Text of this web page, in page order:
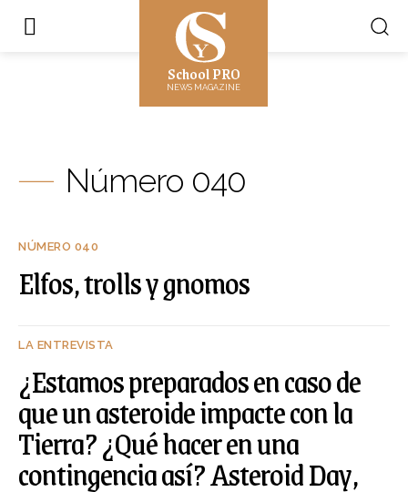
School PRO
NEWS MAGAZINE
Número 040
NÚMERO 040
Elfos, trolls y gnomos
LA ENTREVISTA
¿Estamos preparados en caso de
que un asteroide impacte con la
Tierra? ¿Qué hacer en una
contingencia así? Asteroid Day,